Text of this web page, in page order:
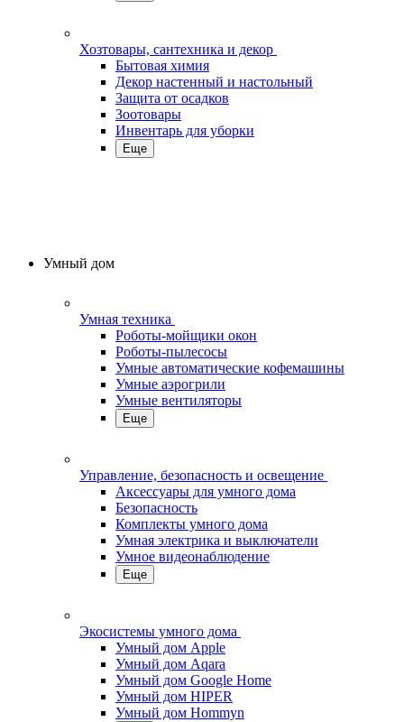
Хозтовары, сантехника и декор
Бытовая химия
Декор настенный и настольный
Защита от осадков
Зоотовары
Инвентарь для уборки
Еще
Умный дом
Умная техника
Роботы-мойщики окон
Роботы-пылесосы
Умные автоматические кофемашины
Умные аэрогрили
Умные вентиляторы
Еще
Управление, безопасность и освещение
Аксессуары для умного дома
Безопасность
Комплекты умного дома
Умная электрика и выключатели
Умное видеонаблюдение
Еще
Экосистемы умного дома
Умный дом Apple
Умный дом Aqara
Умный дом Google Home
Умный дом HIPER
Умный дом Hommyn